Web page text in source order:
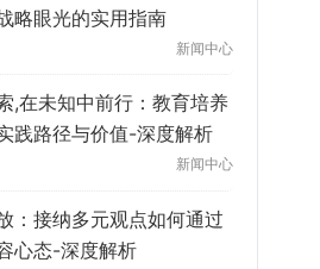
略眼光的实用指南
新闻中心
,在未知中前行：教育培养
践路径与价值-深度解析
新闻中心
：接纳多元观点如何通过
心态-深度解析